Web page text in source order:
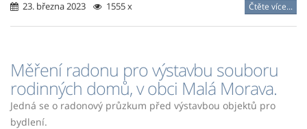
23. března 2023 1555 x Čtěte více...
Měření radonu pro výstavbu souboru
rodinných domů, v obci Malá Morava.
Jedná se o radonový průzkum před výstavbou objektů pro
bydlení.